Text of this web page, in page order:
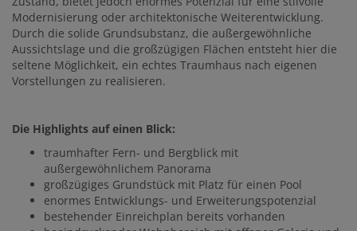
Modernisierung oder architektonische Weiterentwicklung.
Durch die solide Grundsubstanz, die außergewöhnliche
Aussichtslage und die großzügigen Flächen entsteht hier die
seltene Möglichkeit, ein echtes Traumhaus nach eigenen
Vorstellungen zu realisieren.
Die Highlights auf einen Blick:
traumhafter Fern- und Bergblick mit
außergewöhnlichem Panorama
großzügiges Grundstück mit Platz für einen Pool
enormes Entwicklungs- und Erweiterungspotenzial
bestehender Einreichplan bereits vorhanden